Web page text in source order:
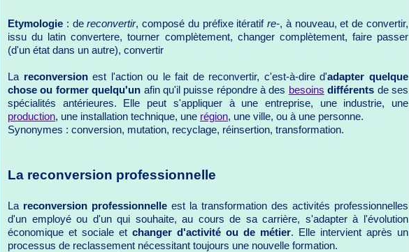
Etymologie : dereconvertir, composé du préfixe itératifre-, à nouveau, et de convertir,
issu du latin convertere, tourner complètement, changer complètement, faire passer
(d'un état dans un autre), convertir
La reconversionest l'action ou le fait de reconvertir, c'est-à-dire d'adapter quelque
chose ou former quelqu'un afin qu'il puisse répondre à des besoins différents de ses
spécialités antérieures. Elle peut s'appliquer à une entreprise, une industrie, une
production, une installation technique, une région, une ville, ou à une personne.
Synonymes : conversion, mutation, recyclage, réinsertion, transformation.
La reconversion professionnelle
La reconversion professionnelle est la transformation des activités professionnelles
d'un employé ou d'unqui souhaite, au cours de sa carrière, s'adapter à l'évolution
économique et sociale et changer d'activité ou de métier. Elle intervient après un
processus de reclassement nécessitant toujours une nouvelle formation.